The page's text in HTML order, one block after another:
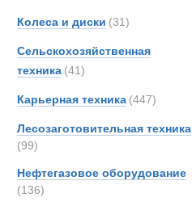
Колеса и диски (31)
Сельскохозяйственная
техника (41)
Карьерная техника (447)
Лесозаготовительная техника
(99)
Нефтегазовое оборудование
(136)